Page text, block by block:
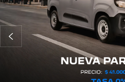
Anterior